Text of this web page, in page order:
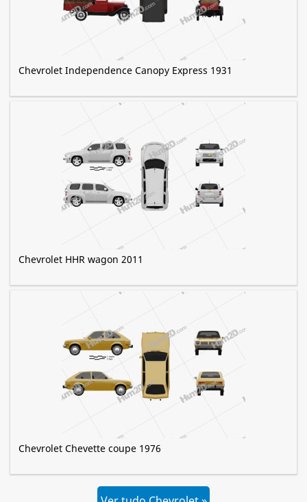
Chevrolet Independence Canopy Express 1931
Chevrolet HHR wagon 2011
Chevrolet Chevette coupe 1976